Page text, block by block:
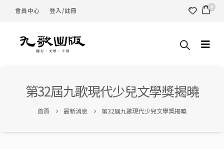
會員中心 登入/註冊 0
第32屆九歌現代少兒文學獎揭曉
首頁 最新消息 第32屆九歌現代少兒文學獎揭曉